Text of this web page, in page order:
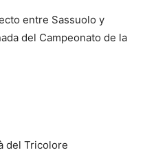
entre Sassuolo y
del Campeonato de la
del Tricolore